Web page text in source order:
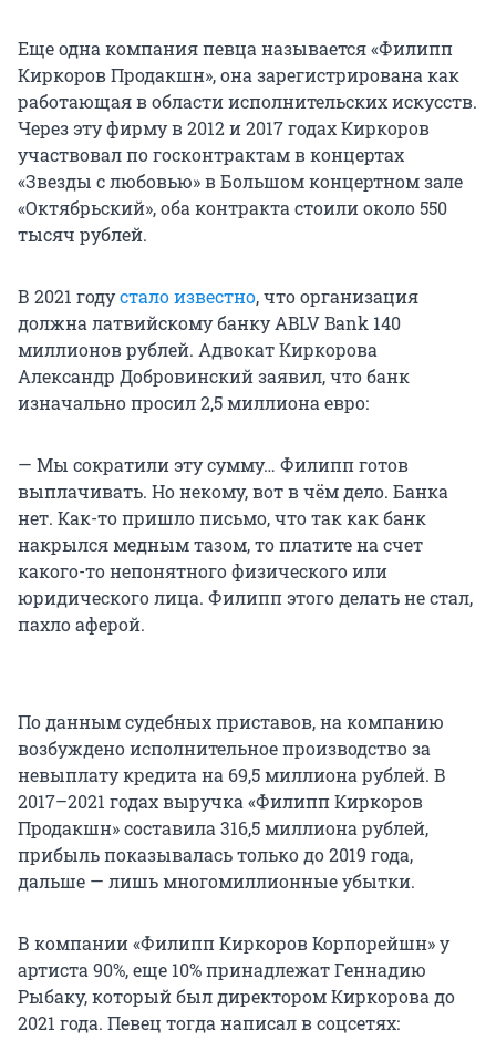
Еще одна компания певца называется «Филипп
Киркоров Продакшн», она зарегистрирована как
работающая в области исполнительских искусств.
Через эту фирму в 2012 и 2017 годах Киркоров
участвовал по госконтрактам в концертах
«Звезды с любовью» в Большом концертном зале
«Октябрьский», оба контракта стоили около 550
тысяч рублей.
В 2021 годустало известно, что организация
должна латвийскому банку ABLV Bank 140
миллионов рублей. Адвокат Киркорова
Александр Добровинский заявил, что банк
изначально просил 2,5 миллиона евро:
— Мы сократили эту сумму… Филипп готов
выплачивать. Но некому, вот в чём дело. Банка
нет. Как-то пришло письмо, что так как банк
накрылся медным тазом, то платите на счет
какого-то непонятного физического или
юридического лица. Филипп этого делать не стал,
пахло аферой.
По данным судебных приставов, на компанию
возбуждено исполнительное производство за
невыплату кредита на 69,5 миллиона рублей. В
2017–2021 годах выручка «Филипп Киркоров
Продакшн» составила 316,5 миллиона рублей,
прибыль показывалась только до 2019 года,
дальше — лишь многомиллионные убытки.
В компании «Филипп Киркоров Корпорейшн» у
артиста 90%, еще 10% принадлежат Геннадию
Рыбаку, который был директором Киркорова до
2021 года. Певец тогда написал в соцсетях: